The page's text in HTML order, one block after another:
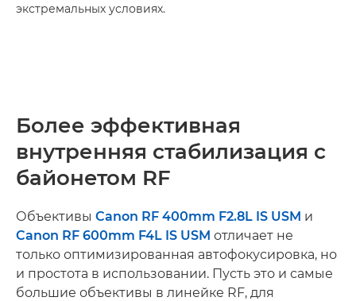
экстремальных условиях.
Более эффективная
внутренняя стабилизация с
байонетом RF
Объективы Canon RF 400mm F2.8L IS USM и
Canon RF 600mm F4L IS USM отличает не
только оптимизированная автофокусировка, но
и простота в использовании. Пусть это и самые
большие объективы в линейке RF, для